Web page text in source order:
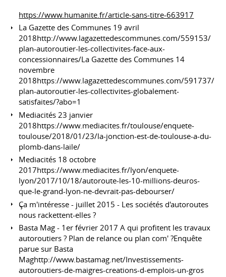
https://www.humanite.fr/article-sans-titre-663917
La Gazette des Communes 19 avril
2018http://www.lagazettedescommunes.com/559153/
plan-autoroutier-les-collectivites-face-aux-
concessionnaires/La Gazette des Communes 14
novembre
2018https://www.lagazettedescommunes.com/591737/
plan-autoroutier-les-collectivites-globalement-
satisfaites/?abo=1
Mediacités 23 janvier
2018https://www.mediacites.fr/toulouse/enquete-
toulouse/2018/01/23/la-jonction-est-de-toulouse-a-du-
plomb-dans-laile/
Mediacités 18 octobre
2017https://www.mediacites.fr/lyon/enquete-
lyon/2017/10/18/autoroute-les-10-millions-deuros-
que-le-grand-lyon-ne-devrait-pas-debourser/
Ça m'intéresse - juillet 2015 - Les sociétés d'autoroutes
nous rackettent-elles ?
Basta Mag - 1er février 2017 A qui profitent les travaux
autoroutiers ? Plan de relance ou plan com' ?Enquête
parue sur Basta
Maghttp://www.bastamag.net/Investissements-
autoroutiers-de-maigres-creations-d-emplois-un-gros